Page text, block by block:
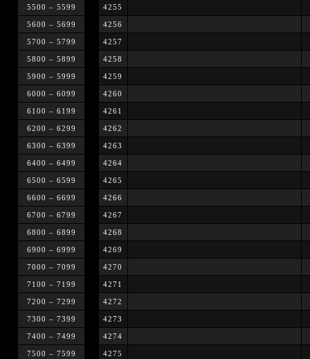
5500 – 5599
5600 – 5699
5700 – 5799
5800 – 5899
5900 – 5999
6000 – 6099
6100 – 6199
6200 – 6299
6300 – 6399
6400 – 6499
6500 – 6599
6600 – 6699
6700 – 6799
6800 – 6899
6900 – 6999
7000 – 7099
7100 – 7199
7200 – 7299
7300 – 7399
7400 – 7499
7500 – 7599
4255
4256
4257
4258
4259
4260
4261
4262
4263
4264
4265
4266
4267
4268
4269
4270
4271
4272
4273
4274
4275